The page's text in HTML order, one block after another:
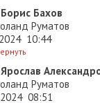
Борис Бахов
Руматов
10:44
Ярослав
Руматов
08:51